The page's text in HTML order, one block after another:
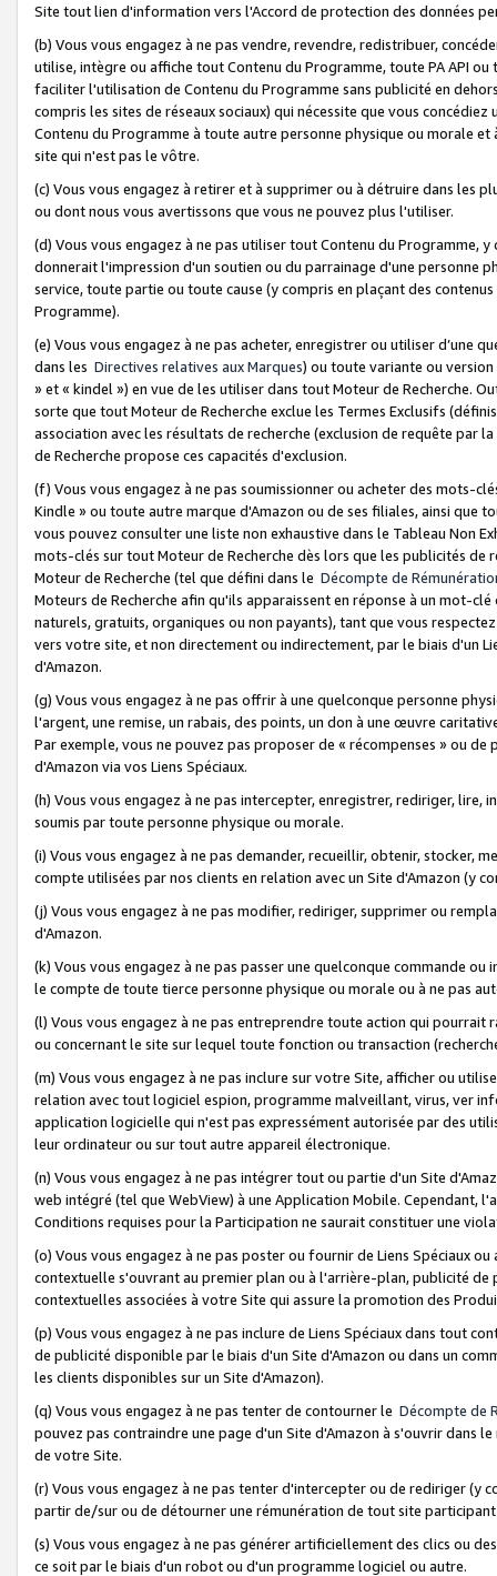
Site tout lien d'information vers l'Accord de protection des données
(b) Vous vous engagez à ne pas vendre, revendre, redistribuer,
utilise, intègre ou affiche tout Contenu du Programme, toute PA API
faciliter l'utilisation de Contenu du Programme sans publicité en
compris les sites de réseaux sociaux) qui nécessite que vous
Contenu du Programme à toute autre personne physique ou morale
site qui n'est pas le vôtre.
(c) Vous vous engagez à retirer et à supprimer ou à détruire dans les
ou dont nous vous avertissons que vous ne pouvez plus l'utiliser.
(d) Vous vous engagez à ne pas utiliser tout Contenu du Programme,
donnerait l'impression d'un soutien ou du parrainage d'une personne
service, toute partie ou toute cause (y compris en plaçant des
Programme).
(e) Vous vous engagez à ne pas acheter, enregistrer ou utiliser d’une
dans les Directives relatives aux Marques) ou toute variante ou
» et « kindel ») en vue de les utiliser dans tout Moteur de Recherche.
sorte que tout Moteur de Recherche exclue les Termes Exclusifs
association avec les résultats de recherche (exclusion de requête
de Recherche propose ces capacités d'exclusion.
(f) Vous vous engagez à ne pas soumissionner ou acheter des mots-
Kindle » ou toute autre marque d'Amazon ou de ses filiales, ainsi que
vous pouvez consulter une liste non exhaustive dans le Tableau Non
mots-clés sur tout Moteur de Recherche dès lors que les publicités de
Moteur de Recherche (tel que défini dans le Décompte de
Moteurs de Recherche afin qu'ils apparaissent en réponse à un mot-
naturels, gratuits, organiques ou non payants), tant que vous
vers votre site, et non directement ou indirectement, par le biais d'un
d'Amazon.
(g) Vous vous engagez à ne pas offrir à une quelconque personne
l'argent, une remise, un rabais, des points, un don à une œuvre
Par exemple, vous ne pouvez pas proposer de « récompenses » ou
d'Amazon via vos Liens Spéciaux.
(h) Vous vous engagez à ne pas intercepter, enregistrer, rediriger,
soumis par toute personne physique ou morale.
(i) Vous vous engagez à ne pas demander, recueillir, obtenir, stocker,
compte utilisées par nos clients en relation avec un Site d'Amazon (y
(j) Vous vous engagez à ne pas modifier, rediriger, supprimer ou
d'Amazon.
(k) Vous vous engagez à ne pas passer une quelconque commande
le compte de toute tierce personne physique ou morale ou à ne pas
(l) Vous vous engagez à ne pas entreprendre toute action qui
ou concernant le site sur lequel toute fonction ou transaction
(m) Vous vous engagez à ne pas inclure sur votre Site, afficher ou
relation avec tout logiciel espion, programme malveillant, virus, ver
application logicielle qui n'est pas expressément autorisée par des
leur ordinateur ou sur tout autre appareil électronique.
(n) Vous vous engagez à ne pas intégrer tout ou partie d'un Site
web intégré (tel que WebView) à une Application Mobile. Cependant,
Conditions requises pour la Participation ne saurait constituer une
(o) Vous vous engagez à ne pas poster ou fournir de Liens Spéciaux
contextuelle s'ouvrant au premier plan ou à l'arrière-plan, publicité
contextuelles associées à votre Site qui assure la promotion des
(p) Vous vous engagez à ne pas inclure de Liens Spéciaux dans tout
de publicité disponible par le biais d'un Site d'Amazon ou dans un
les clients disponibles sur un Site d'Amazon).
(q) Vous vous engagez à ne pas tenter de contourner le Décompte de
pouvez pas contraindre une page d'un Site d'Amazon à s'ouvrir dans
de votre Site.
(r) Vous vous engagez à ne pas tenter d'intercepter ou de rediriger
partir de/sur ou de détourner une rémunération de tout site
(s) Vous vous engagez à ne pas générer artificiellement des clics ou
ce soit par le biais d'un robot ou d'un programme logiciel ou autre.